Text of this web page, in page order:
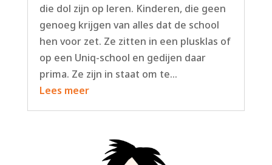
die dol zijn op leren. Kinderen, die geen
genoeg krijgen van alles dat de school
hen voor zet. Ze zitten in een plusklas of
op een Uniq-school en gedijen daar
prima. Ze zijn in staat om te...
Lees meer